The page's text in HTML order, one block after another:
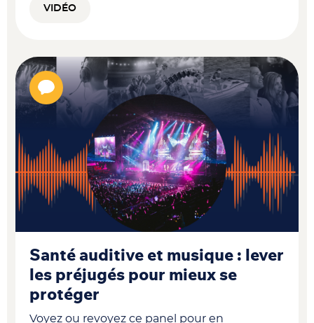
VIDÉO
Santé auditive et musique : lever
les préjugés pour mieux se
protéger
Voyez ou revoyez ce panel pour en